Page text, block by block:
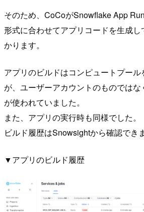
そのため、CoCoがSnowflake App
形式に合わせてアプリコードを生成
かります。
アプリのビルドはコンピュートプー
が、ユーザーアカウントのものでは
が使われていました。
また、アプリの実行時も同様でした。
ビルド履歴はSnowsightから確認でき
▼アプリのビルド履歴